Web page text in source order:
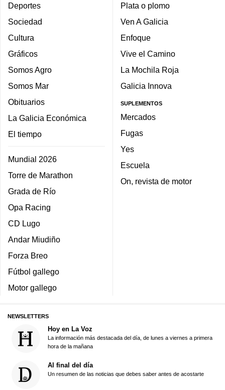
Deportes
Sociedad
Cultura
Gráficos
Somos Agro
Somos Mar
Obituarios
La Galicia Económica
El tiempo
Mundial 2026
Torre de Marathon
Grada de Río
Opa Racing
CD Lugo
Andar Miudiño
Forza Breo
Fútbol gallego
Motor gallego
Plata o plomo
Ven A Galicia
Enfoque
Vive el Camino
La Mochila Roja
Galicia Innova
SUPLEMENTOS
Mercados
Fugas
Yes
Escuela
On, revista de motor
NEWSLETTERS
Hoy en La Voz
La información más destacada del día, de lunes a viernes a primera
hora de la mañana
Al final del día
Un resumen de las noticias que debes saber antes de acostarte